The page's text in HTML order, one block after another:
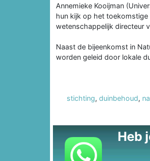
Annemieke Kooijman
hun kijk op het toekomstige
wetenschappelijk directeur
Naast de bijeenkomst in
worden geleid door lokale
stichting, duinbehoud,
Heb